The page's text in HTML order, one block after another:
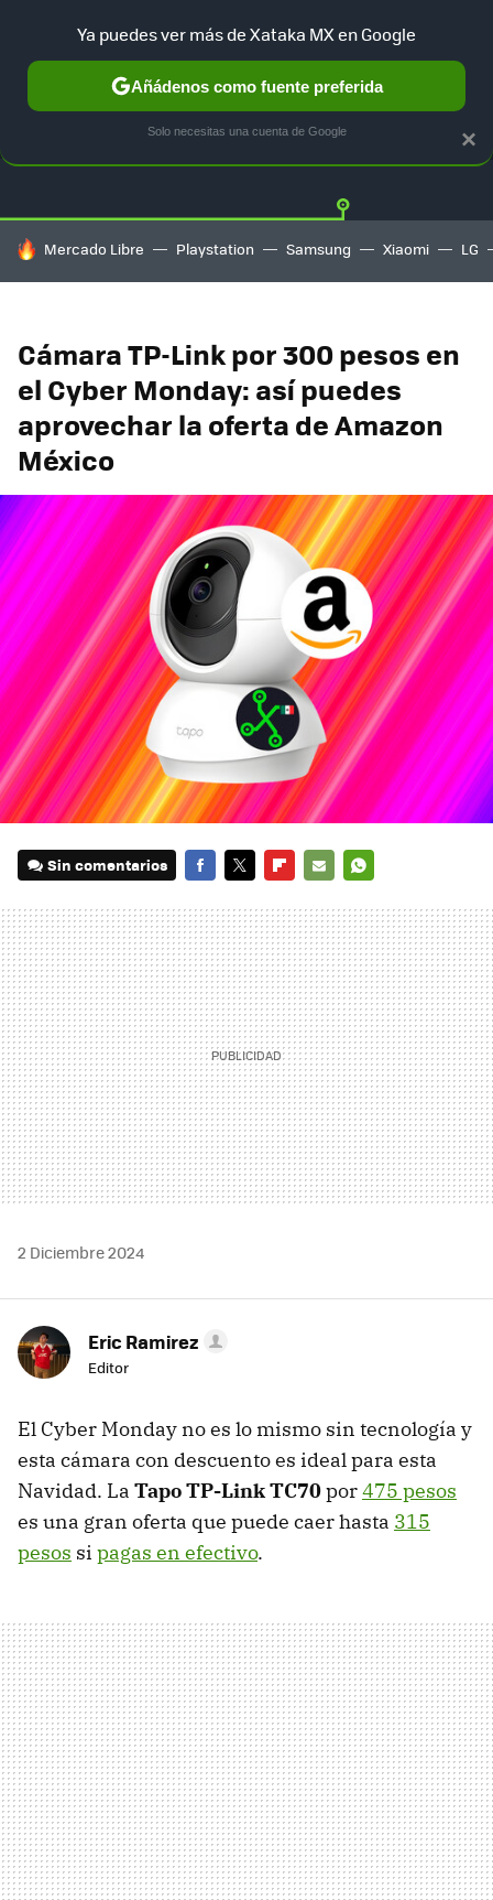
GUÍA DE COMPRAS MERCADO LIBRE
HOY SE HABLA DE
Mercado Libre Playstation Samsung Xiaomi LG
Cámara TP-Link por 300 pesos en
el Cyber Monday: así puedes
aprovechar la oferta de Amazon
México
Sin comentarios
MAIL
2 Diciembre 2024
Eric Ramirez
Editor
El Cyber Monday no es lo mismo sin tecnología y
esta cámara con descuento es ideal para esta
Navidad. La Tapo TP-Link TC70por475 pesos
es una gran oferta que puede caer hasta 315
pesos si pagas en efectivo.
×
Ya puedes ver más de Xataka MX en Google
Añádenos como fuente preferida
Solo necesitas una cuenta de Google